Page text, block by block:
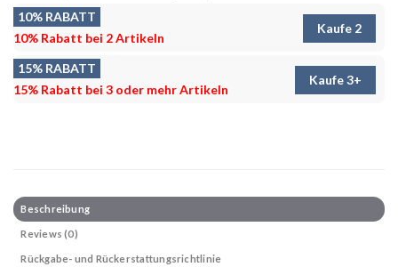
10% RABATT
10% Rabatt bei 2 Artikeln
Kaufe 2
15% RABATT
15% Rabatt bei 3 oder mehr Artikeln
Kaufe 3+
Beschreibung
Reviews (0)
Rückgabe- und Rückerstattungsrichtlinie